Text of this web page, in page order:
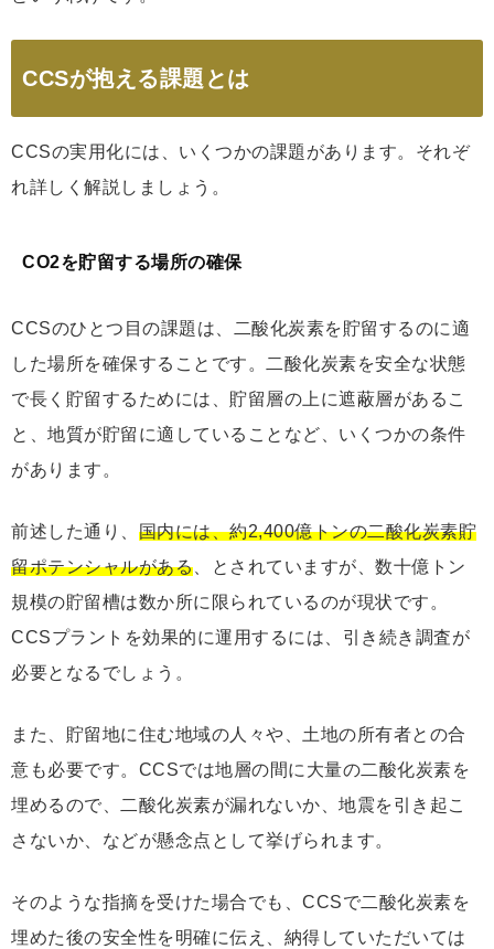
CCSが抱える課題とは
CCSの実用化には、いくつかの課題があります。それぞ
れ詳しく解説しましょう。
CO2を貯留する場所の確保
CCSのひとつ目の課題は、二酸化炭素を貯留するのに適
した場所を確保することです。二酸化炭素を安全な状態
で長く貯留するためには、貯留層の上に遮蔽層があるこ
と、地質が貯留に適していることなど、いくつかの条件
があります。
前述した通り、 国内には、約2,400億トンの二酸化炭素貯
留ポテンシャルがある 、とされていますが、数十億トン
規模の貯留槽は数か所に限られているのが現状です。
CCSプラントを効果的に運用するには、引き続き調査が
必要となるでしょう。
また、貯留地に住む地域の人々や、土地の所有者との合
意も必要です。CCSでは地層の間に大量の二酸化炭素を
埋めるので、二酸化炭素が漏れないか、地震を引き起こ
さないか、などが懸念点として挙げられます。
そのような指摘を受けた場合でも、CCSで二酸化炭素を
埋めた後の安全性を明確に伝え、納得していただいては